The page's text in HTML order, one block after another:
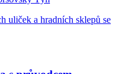
uliček a hradních sklepů se